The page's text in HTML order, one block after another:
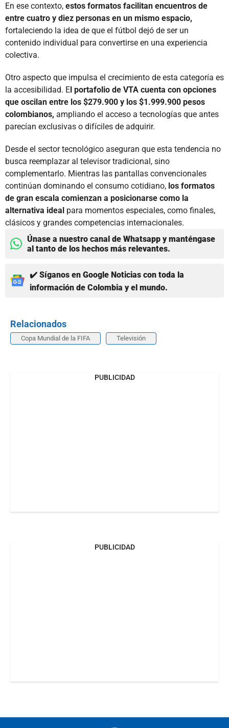
En ese contexto, estos formatos facilitan encuentros de
entre cuatro y diez personas en un mismo espacio,
fortaleciendo la idea de que el fútbol dejó de ser un
contenido individual para convertirse en una experiencia
colectiva.
Otro aspecto que impulsa el crecimiento de esta categoría es
la accesibilidad. El portafolio de VTA cuenta con opciones
que oscilan entre los $279.900 y los $1.999.900 pesos
colombianos, ampliando el acceso a tecnologías que antes
parecían exclusivas o difíciles de adquirir.
Desde el sector tecnológico aseguran que esta tendencia no
busca reemplazar al televisor tradicional, sino
complementarlo. Mientras las pantallas convencionales
continúan dominando el consumo cotidiano, los formatos
de gran escala comienzan a posicionarse como la
alternativa ideal para momentos especiales, como finales,
clásicos y grandes competencias internacionales.
Únase a nuestro canal de Whatsapp y manténgase
al tanto de los hechos más relevantes.
✔️ Síganos en Google Noticias con toda la
información de Colombia y el mundo.
Relacionados
Copa Mundial de la FIFA Televisión
PUBLICIDAD
PUBLICIDAD